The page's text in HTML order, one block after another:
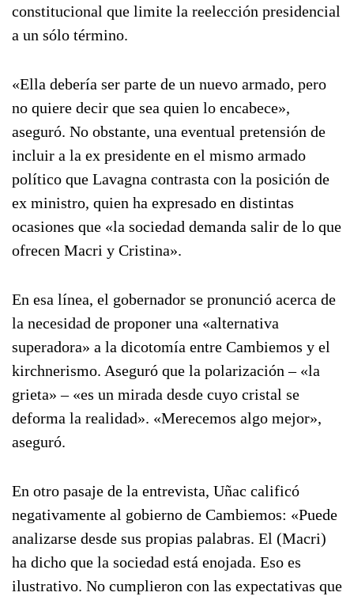
constitucional que limite la reelección presidencial
a un sólo término.
«Ella debería ser parte de un nuevo armado, pero
no quiere decir que sea quien lo encabece»,
aseguró. No obstante, una eventual pretensión de
incluir a la ex presidente en el mismo armado
político que Lavagna contrasta con la posición de
ex ministro, quien ha expresado en distintas
ocasiones que «la sociedad demanda salir de lo que
ofrecen Macri y Cristina».
En esa línea, el gobernador se pronunció acerca de
la necesidad de proponer una «alternativa
superadora» a la dicotomía entre Cambiemos y el
kirchnerismo. Aseguró que la polarización – «la
grieta» – «es un mirada desde cuyo cristal se
deforma la realidad». «Merecemos algo mejor»,
aseguró.
En otro pasaje de la entrevista, Uñac calificó
negativamente al gobierno de Cambiemos: «Puede
analizarse desde sus propias palabras. El (Macri)
ha dicho que la sociedad está enojada. Eso es
ilustrativo. No cumplieron con las expectativas que